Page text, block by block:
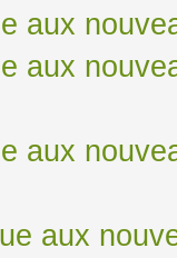
aux
aux
aux
aux